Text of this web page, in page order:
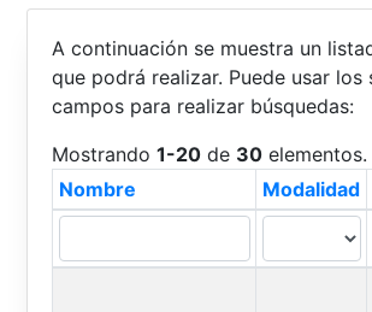
A continuación se muestra un
que podrá realizar. Puede usar los
campos para realizar búsquedas:
Mostrando1-20 de 30 elementos.
Nombre
Modalidad